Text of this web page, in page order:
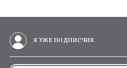
Я УЖЕ ПОДПИСЧИК